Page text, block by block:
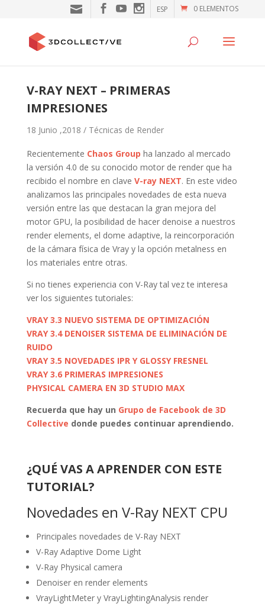
0 ELEMENTOS
ESP
V-RAY NEXT – PRIMERAS
IMPRESIONES
18 Junio ,2018 / Técnicas de Render
Recientemente Chaos Group ha lanzado al mercado
la versión 4.0 de su conocido motor de render que ha
recibido el nombre en clave V-ray NEXT. En este video
analizamos las principales novedades de esta nueva
versión entre las que destacan la gran mejora del
motor GPU, la posibilidad de hacer denoise a nuestros
render elements, el dome adaptive, la reincorporación
de la cámara física de Vray y la opción metalness en
los materiales entre otras.
Si no tienes experiencia con V-Ray tal vez te interesa
ver los siguientes tutoriales:
VRAY 3.3 NUEVO SISTEMA DE OPTIMIZACIÓN
VRAY 3.4 DENOISER SISTEMA DE ELIMINACIÓN DE
RUIDO
VRAY 3.5 NOVEDADES IPR Y GLOSSY FRESNEL
VRAY 3.6 PRIMERAS IMPRESIONES
PHYSICAL CAMERA EN 3D STUDIO MAX
Recuerda que hay un Grupo de Facebook de 3D
Collective donde puedes continuar aprendiendo.
¿QUÉ VAS A APRENDER CON ESTE
TUTORIAL?
Novedades en V-Ray NEXT CPU
Principales novedades de V-Ray NEXT
V-Ray Adaptive Dome Light
V-Ray Physical camera
Denoiser en render elements
VrayLightMeter y VrayLightingAnalysis render